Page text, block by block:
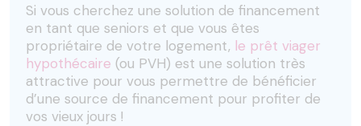
Si vous cherchez une solution de financement
en tant que seniors et que vous êtes
propriétaire de votre logement, le prêt viager
hypothécaire (ou PVH) est une solution très
attractive pour vous permettre de bénéficier
d’une source de financement pour profiter de
vos vieux jours !